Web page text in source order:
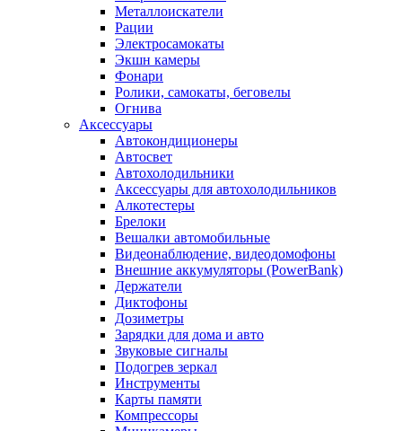
Металлоискатели
Рации
Электросамокаты
Экшн камеры
Фонари
Ролики, самокаты, беговелы
Огнива
Аксессуары
Автокондиционеры
Aвтосвет
Автохолодильники
Аксессуары для автохолодильников
Алкотестеры
Брелоки
Вешалки автомобильные
Видеонаблюдение, видеодомофоны
Внешние аккумуляторы (PowerBank)
Держатели
Диктофоны
Дозиметры
Зарядки для дома и авто
Звуковые сигналы
Подогрев зеркал
Инструменты
Карты памяти
Компрессоры